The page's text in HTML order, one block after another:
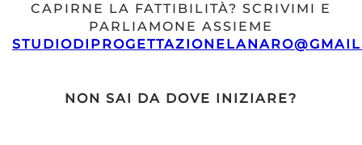
CAPIRNE LA FATTIBILITÀ? SCRIVIMI E
PARLIAMONE ASSIEME
NON SAI DA DOVE INIZIARE?